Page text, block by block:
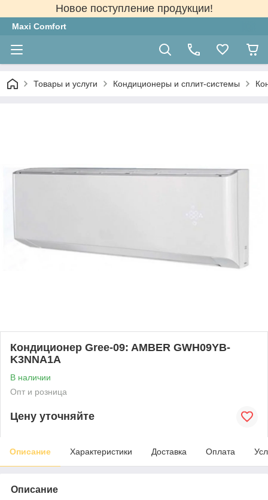
Новое поступление продукции!
Maxi Comfort
Товары и услуги Кондиционеры и сплит-системы
Кондиционер Gree-09: AMBER GWH09YB-
K3NNA1A
В наличии
Опт и розница
Цену уточняйте
Описание Характеристики Доставка Оплата
Описание